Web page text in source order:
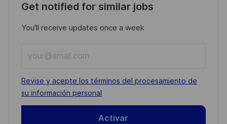
Get notified for similar jobs
You'll receive updates once a week
Email
address
(Required)
Required
Revise y acepte los términos del procesamiento de
su información personal
Activar